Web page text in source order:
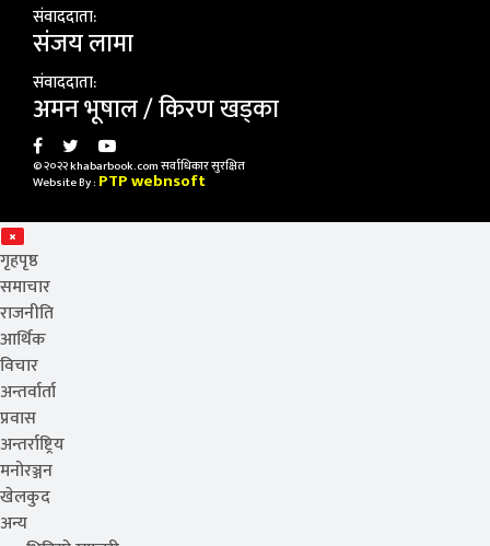
संवाददाता:
संजय लामा
संवाददाता:
अमन भूषाल / किरण खड्का
© २०२२ khabarbook.com सर्वाधिकार सुरक्षित
Website By : PTP webnsoft
गृहपृष्ठ
समाचार
राजनीति
आर्थिक
विचार
अन्तर्वार्ता
प्रवास
अन्तर्राष्ट्रिय
मनोरञ्जन
खेलकुद
अन्य